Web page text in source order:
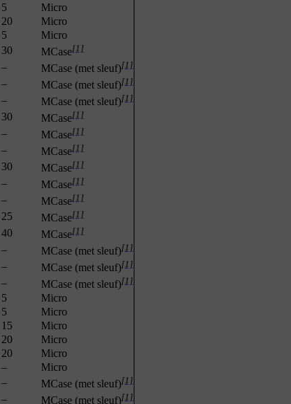
5
Micro
20
Micro
5
Micro
30 MCase[1]
– MCase (met sleuf)[1]
– MCase (met sleuf)[1]
– MCase (met sleuf)[1]
30 MCase[1]
– MCase[1]
– MCase[1]
30 MCase[1]
– MCase[1]
– MCase[1]
25 MCase[1]
40 MCase[1]
– MCase (met sleuf)[1]
– MCase (met sleuf)[1]
– MCase (met sleuf)[1]
5
Micro
5
Micro
15
Micro
20
Micro
20
Micro
–
Micro
– MCase (met sleuf)[1]
– MCase (met sleuf)[1]